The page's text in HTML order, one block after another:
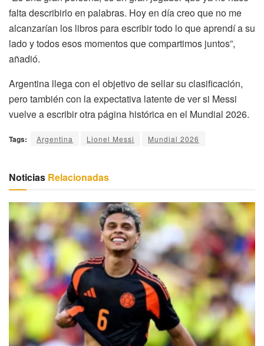
falta describirlo en palabras. Hoy en día creo que no me
alcanzarían los libros para escribir todo lo que aprendí a su
lado y todos esos momentos que compartimos juntos”,
añadió.
Argentina llega con el objetivo de sellar su clasificación,
pero también con la expectativa latente de ver si Messi
vuelve a escribir otra página histórica en el Mundial 2026.
Tags: Argentina Lionel Messi Mundial 2026
Noticias Relacionadas